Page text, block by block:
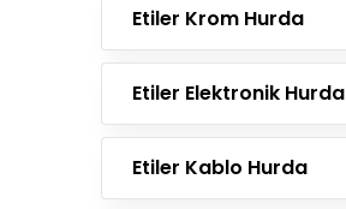
Etiler Krom Hurda
Etiler Elektronik Hurda
Etiler Kablo Hurda